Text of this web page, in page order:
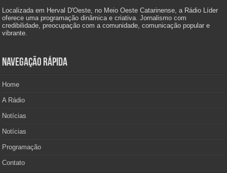
Localizada em Herval D'Oeste, no Meio Oeste Catarinense, a Rádio Líder
oferece uma programação dinâmica e criativa. Jornalismo com
credibilidade, preocupação com a comunidade, comunicação popular e
vibrante.
Navegação Rápida
Home
A Rádio
Notícias
Notícias
Programação
Contato